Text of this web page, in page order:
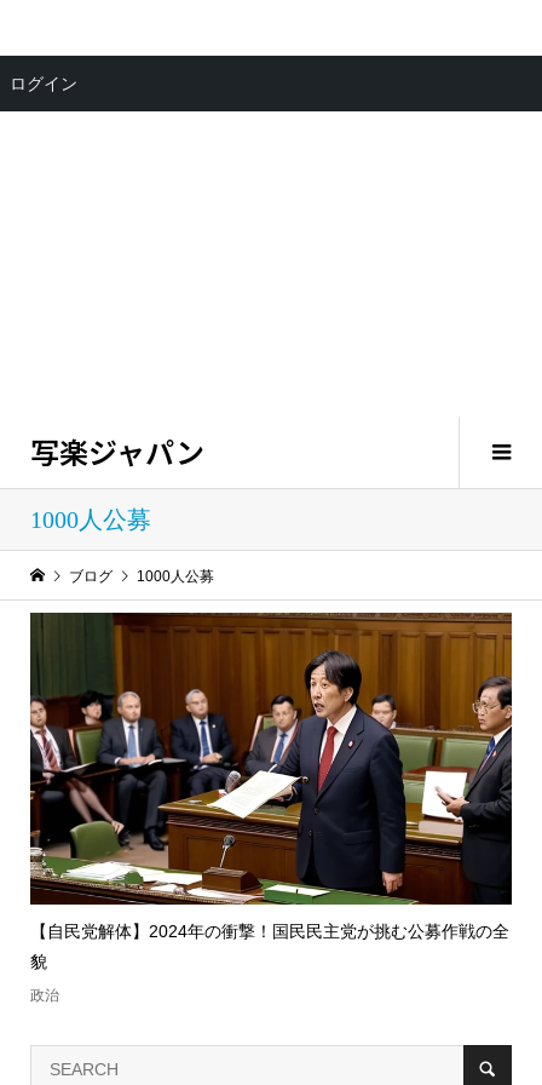
写楽ジャパン
1000人公募
ブログ 1000人公募
【自民党解体】2024年の衝撃！国民民主党が挑む公募作戦の全
貌
政治
ログイン